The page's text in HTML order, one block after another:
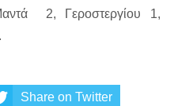
2, Γεροστεργίου 1,
.
Share on Twitter